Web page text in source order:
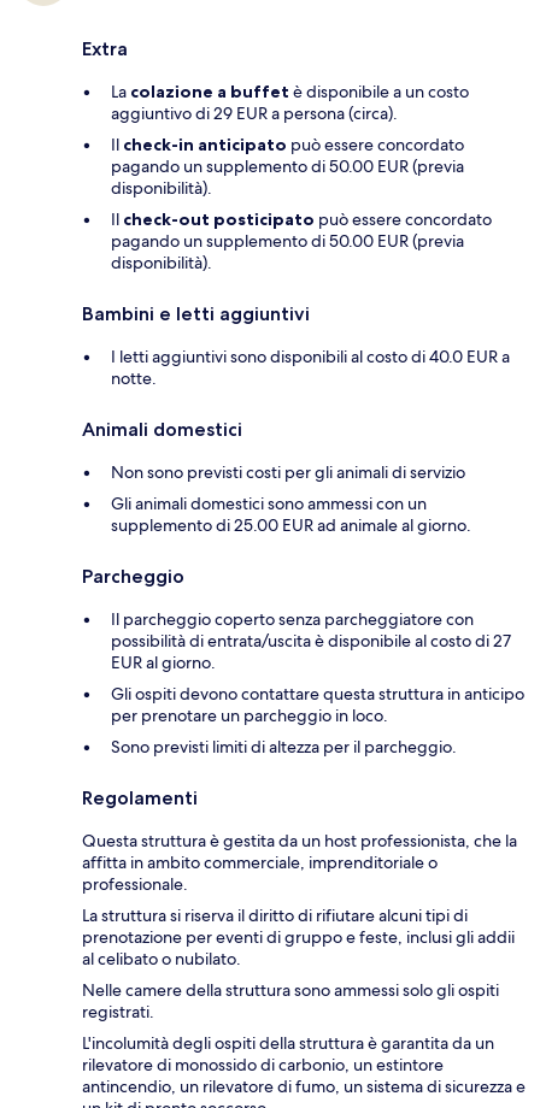
Extra
La colazione a buffet è disponibile a un costo
aggiuntivo di 29 EUR a persona (circa).
Il check-in anticipato può essere concordato
pagando un supplemento di 50.00 EUR (previa
disponibilità).
Il check-out posticipato può essere concordato
pagando un supplemento di 50.00 EUR (previa
disponibilità).
Bambini e letti aggiuntivi
I letti aggiuntivi sono disponibili al costo di 40.0 EUR a
notte.
Animali domestici
Non sono previsti costi per gli animali di servizio
Gli animali domestici sono ammessi con un
supplemento di 25.00 EUR ad animale al giorno.
Parcheggio
Il parcheggio coperto senza parcheggiatore con
possibilità di entrata/uscita è disponibile al costo di 27
EUR al giorno.
Gli ospiti devono contattare questa struttura in anticipo
per prenotare un parcheggio in loco.
Sono previsti limiti di altezza per il parcheggio.
Regolamenti
Questa struttura è gestita da un host professionista, che la
affitta in ambito commerciale, imprenditoriale o
professionale.
La struttura si riserva il diritto di rifiutare alcuni tipi di
prenotazione per eventi di gruppo e feste, inclusi gli addii
al celibato o nubilato.
Nelle camere della struttura sono ammessi solo gli ospiti
registrati.
L'incolumità degli ospiti della struttura è garantita da un
rilevatore di monossido di carbonio, un estintore
antincendio, un rilevatore di fumo, un sistema di sicurezza e